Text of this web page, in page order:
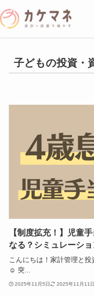
子どもの投資・
【制度拡充！】児童
なる？シミュレーシ
こんにちは！家計管理と
☺️ 突...
2025年11月5日 2025年11月11日